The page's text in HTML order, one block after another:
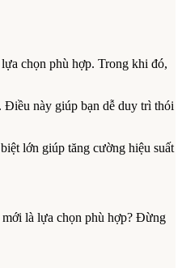
chọn phù hợp. Trong khi đó,
Điều này giúp bạn dễ duy trì thói
lớn giúp tăng cường hiệu suất
mới là lựa chọn phù hợp? Đừng